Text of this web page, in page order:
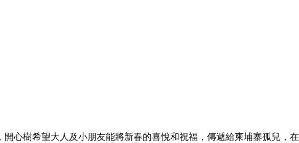
開心樹希望大人及小朋友能將新春的喜悅和祝福，傳遞給柬埔寨孤兒，在